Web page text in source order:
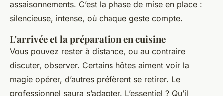
assaisonnements. C’est la phase de mise en place :
silencieuse, intense, où chaque geste compte.
L'arrivée et la préparation en cuisine
Vous pouvez rester à distance, ou au contraire
discuter, observer. Certains hôtes aiment voir la
magie opérer, d’autres préfèrent se retirer. Le
professionnel saura s’adapter. L’essentiel ? Qu’il